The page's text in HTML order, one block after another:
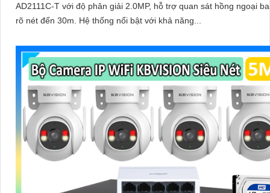
AD2111C-T với độ phân giải 2.0MP, hỗ trợ quan sát hồng ngoại
rõ nét đến 30m. Hệ thống nổi bật với khả năng...